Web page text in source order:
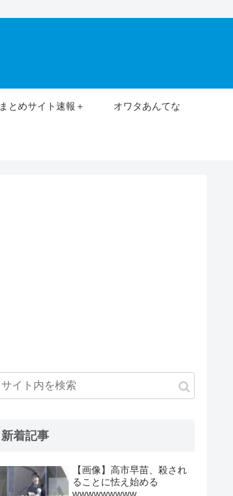
まとめサイト速報＋ オワタあんてな
新着記事
【画像】高市早苗、殺され
ることに怯え始める
wwwwwwwww